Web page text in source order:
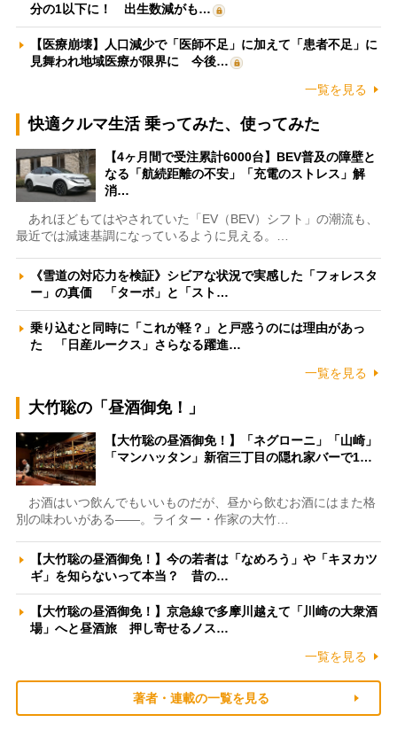
分の1以下に！ 出生数減がも…
【医療崩壊】人口減少で「医師不足」に加えて「患者不足」に
見舞われ地域医療が限界に 今後…
一覧を見る
快適クルマ生活 乗ってみた、使ってみた
【4ヶ月間で受注累計6000台】BEV普及の障壁と
なる「航続距離の不安」「充電のストレス」解
消…
あれほどもてはやされていた「EV（BEV）シフト」の潮流も、
最近では減速基調になっているように見える。…
《雪道の対応力を検証》シビアな状況で実感した「フォレスタ
ー」の真価 「ターボ」と「スト…
乗り込むと同時に「これが軽？」と戸惑うのには理由があっ
た 「日産ルークス」さらなる躍進…
一覧を見る
大竹聡の「昼酒御免！」
【大竹聡の昼酒御免！】「ネグローニ」「山崎」
「マンハッタン」新宿三丁目の隠れ家バーで1…
お酒はいつ飲んでもいいものだが、昼から飲むお酒にはまた格
別の味わいがある――。ライター・作家の大竹…
【大竹聡の昼酒御免！】今の若者は「なめろう」や「キヌカツ
ギ」を知らないって本当？ 昔の…
【大竹聡の昼酒御免！】京急線で多摩川越えて「川崎の大衆酒
場」へと昼酒旅 押し寄せるノス…
一覧を見る
著者・連載の一覧を見る